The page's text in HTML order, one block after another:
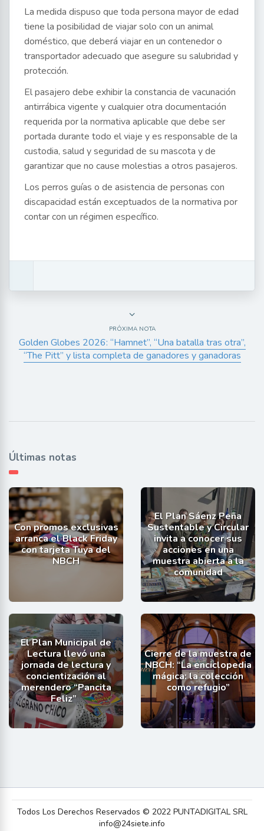
La medida dispuso que toda persona mayor de edad
tiene la posibilidad de viajar solo con un animal
doméstico, que deberá viajar en un contenedor o
transportador adecuado que asegure su salubridad y
protección.
El pasajero debe exhibir la constancia de vacunación
antirrábica vigente y cualquier otra documentación
requerida por la normativa aplicable que debe ser
portada durante todo el viaje y es responsable de la
custodia, salud y seguridad de su mascota y de
garantizar que no cause molestias a otros pasajeros.
Los perros guías o de asistencia de personas con
discapacidad están exceptuados de la normativa por
contar con un régimen específico.
PRÓXIMA NOTA
Golden Globes 2026: “Hamnet”, “Una batalla tras otra”,
“The Pitt” y lista completa de ganadores y ganadoras
Últimas notas
Con promos exclusivas
arranca el Black Friday
con tarjeta Tuya del
NBCH
El Plan Sáenz Peña
Sustentable y Circular
invita a conocer sus
acciones en una
muestra abierta a la
comunidad
El Plan Municipal de
Lectura llevó una
jornada de lectura y
concientización al
merendero “Pancita
Feliz”
Cierre de la muestra de
NBCH: “La enciclopedia
mágica: la colección
como refugio”
Todos Los Derechos Reservados © 2022 PUNTADIGITAL SRL
info@24siete.info